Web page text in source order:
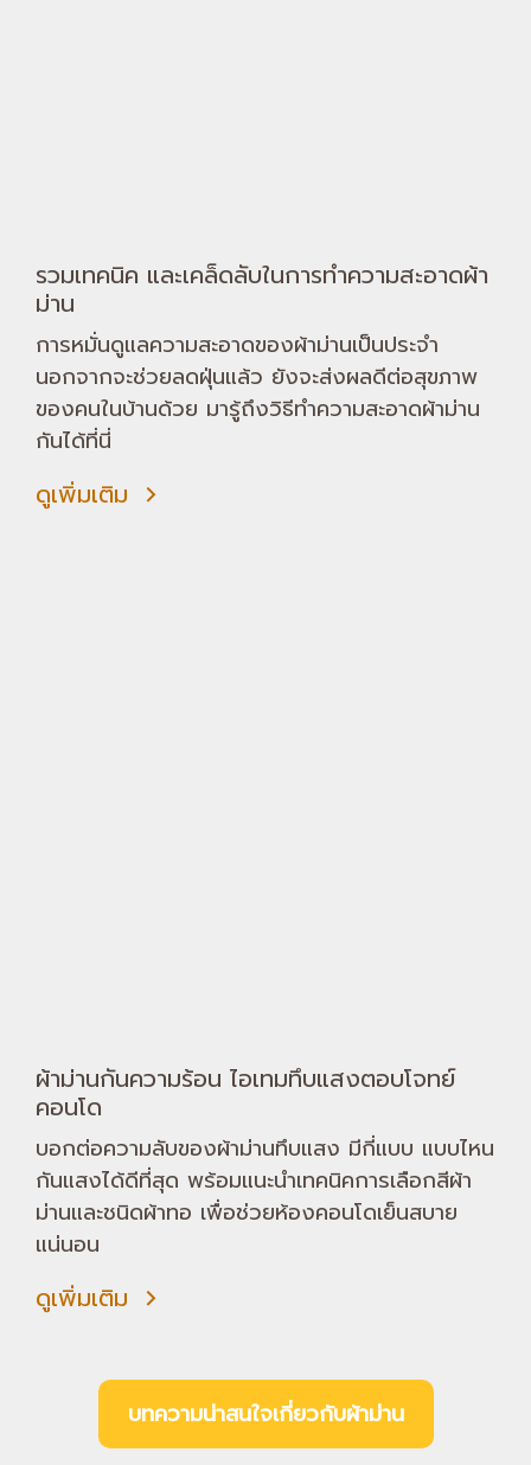
รวมเทคนิค และเคล็ดลับในการทำความสะอาดผ้า
ม่าน
การหมั่นดูแลความสะอาดของผ้าม่านเป็นประจำ
นอกจากจะช่วยลดฝุ่นแล้ว ยังจะส่งผลดีต่อสุขภาพ
ของคนในบ้านด้วย มารู้ถึงวิธีทำความสะอาดผ้าม่าน
กันได้ที่นี่
ดูเพิ่มเติม
ผ้าม่านกันความร้อน ไอเทมทึบแสงตอบโจทย์
คอนโด
บอกต่อความลับของผ้าม่านทึบแสง มีกี่แบบ แบบไหน
กันแสงได้ดีที่สุด พร้อมแนะนำเทคนิคการเลือกสีผ้า
ม่านและชนิดผ้าทอ เพื่อช่วยห้องคอนโดเย็นสบาย
แน่นอน
ดูเพิ่มเติม
บทความน่าสนใจเกี่ยวกับผ้าม่าน